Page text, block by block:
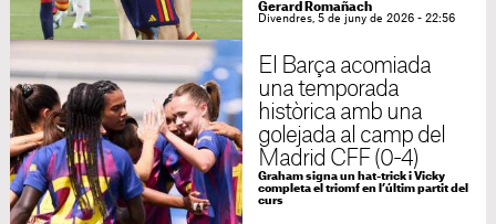
Gerard Romañach
Divendres, 5 de juny de 2026 - 22:56
El Barça acomiada
una temporada
històrica amb una
golejada al camp del
Madrid CFF (0-4)
Graham signa un hat-trick i Vicky
completa el triomf en l’últim partit del
curs